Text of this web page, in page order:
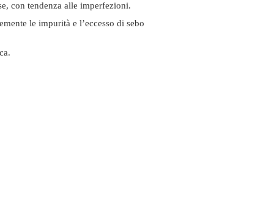
con tendenza alle imperfezioni.
le impurità e l’eccesso di sebo